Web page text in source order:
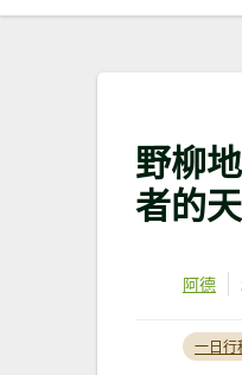
野柳
者的
阿德
一日行